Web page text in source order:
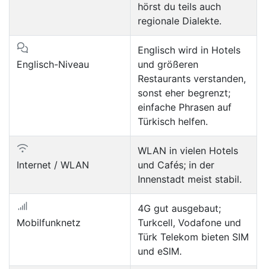
hörst du teils auch
regionale Dialekte.
Englisch-Niveau
Englisch wird in Hotels
und größeren
Restaurants verstanden,
sonst eher begrenzt;
einfache Phrasen auf
Türkisch helfen.
Internet / WLAN
WLAN in vielen Hotels
und Cafés; in der
Innenstadt meist stabil.
Mobilfunknetz
4G gut ausgebaut;
Turkcell, Vodafone und
Türk Telekom bieten SIM
und eSIM.